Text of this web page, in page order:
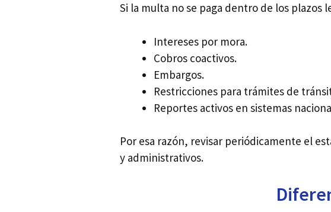
Si la multa no se paga dentro de los
Intereses por mora.
Cobros coactivos.
Embargos.
Restricciones para trámites de
Reportes activos en sistemas
Por esa razón, revisar periódicamente el
y administrativos.